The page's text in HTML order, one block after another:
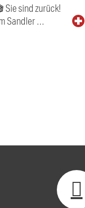
Sie sind zurück!
Sandler …